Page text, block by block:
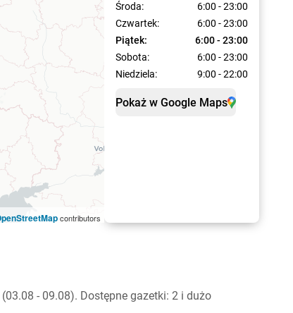
Środa:
6:00 - 23:00
Czwartek:
6:00 - 23:00
Piątek:
6:00 - 23:00
Sobota:
6:00 - 23:00
Niedziela:
9:00 - 22:00
Pokaż w Google Maps
contributors
- 09.08). Dostępne gazetki: 2 i dużo